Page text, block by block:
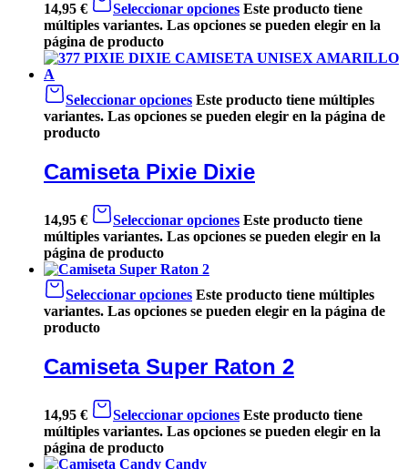
14,95 € Seleccionar opciones Este producto tiene
múltiples variantes. Las opciones se pueden elegir en la
página de producto
Seleccionar opciones Este producto tiene múltiples
variantes. Las opciones se pueden elegir en la página de
producto
Camiseta Pixie Dixie
14,95 € Seleccionar opciones Este producto tiene
múltiples variantes. Las opciones se pueden elegir en la
página de producto
Seleccionar opciones Este producto tiene múltiples
variantes. Las opciones se pueden elegir en la página de
producto
Camiseta Super Raton 2
14,95 € Seleccionar opciones Este producto tiene
múltiples variantes. Las opciones se pueden elegir en la
página de producto